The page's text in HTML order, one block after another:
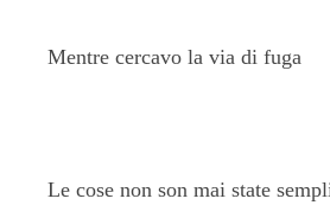
Mentre cercavo la via di fuga
Le cose non son mai state